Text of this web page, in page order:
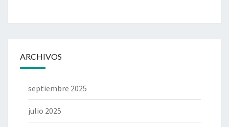
ARCHIVOS
septiembre 2025
julio 2025